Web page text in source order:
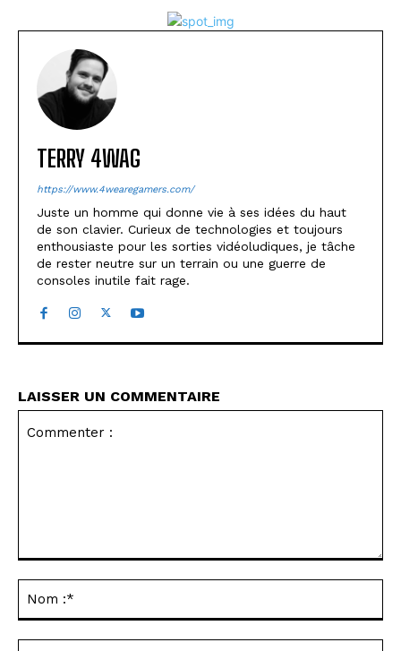
TERRY 4WAG
https://www.4wearegamers.com/
Juste un homme qui donne vie à ses idées du haut
de son clavier. Curieux de technologies et toujours
enthousiaste pour les sorties vidéoludiques, je tâche
de rester neutre sur un terrain ou une guerre de
consoles inutile fait rage.
LAISSER UN COMMENTAIRE